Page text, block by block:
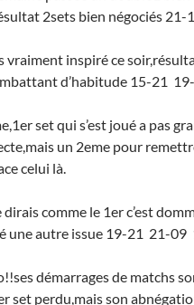
2sets bien négociés 21-
vraiment inspiré ce
d’habitude 15-21
set qui s’est joué a pas
un 2eme pour
celui là.
comme le 1er c’est
une autre issue 19-21 21-09
démarrages de matchs
set perdu,mais son